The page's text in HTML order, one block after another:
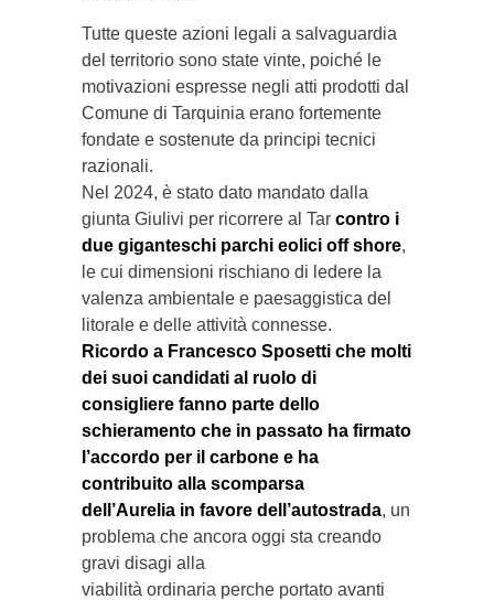
Tutte queste azioni legali a salvaguardia
del territorio sono state vinte, poiché le
motivazioni espresse negli atti prodotti dal
Comune di Tarquinia erano fortemente
fondate e sostenute da principi tecnici
razionali.
Nel 2024, è stato dato mandato dalla
giunta Giulivi per ricorrere al Tar contro i
due giganteschi parchi eolici off shore,
le cui dimensioni rischiano di ledere la
valenza ambientale e paesaggistica del
litorale e delle attività connesse.
Ricordo a Francesco Sposetti che molti
dei suoi candidati al ruolo di
consigliere fanno parte dello
schieramento che in passato ha firmato
l’accordo per il carbone e ha
contribuito alla scomparsa
dell’Aurelia in favore dell’autostrada, un
problema che ancora oggi sta creando
gravi disagi alla
viabilità ordinaria perche portato avanti